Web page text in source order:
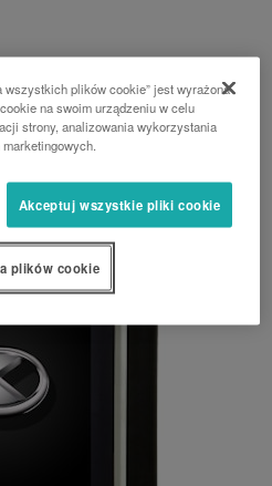
Tellus GO+
do standardu ISOBUS
plików cookie” jest wyrażona
na swoim urządzeniu w celu
strony, analizowania wykorzystania
Akceptuj wszystkie pliki cookie
plików cookie